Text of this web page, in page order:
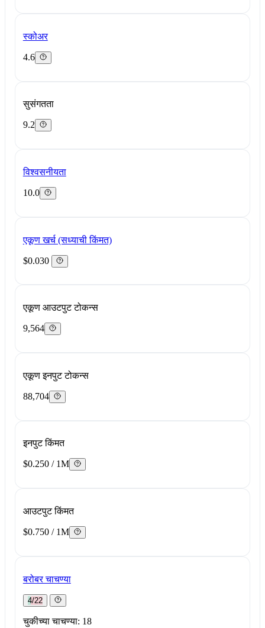
स्कोअर
4.6
सुसंगतता
9.2
विश्वसनीयता
10.0
एकूण खर्च (सध्याची किंमत)
$0.030
एकूण आउटपुट टोकन्स
9,564
एकूण इनपुट टोकन्स
88,704
इनपुट किंमत
$0.250 / 1M
आउटपुट किंमत
$0.750 / 1M
बरोबर चाचण्या
4/22
चुकीच्या चाचण्या: 18